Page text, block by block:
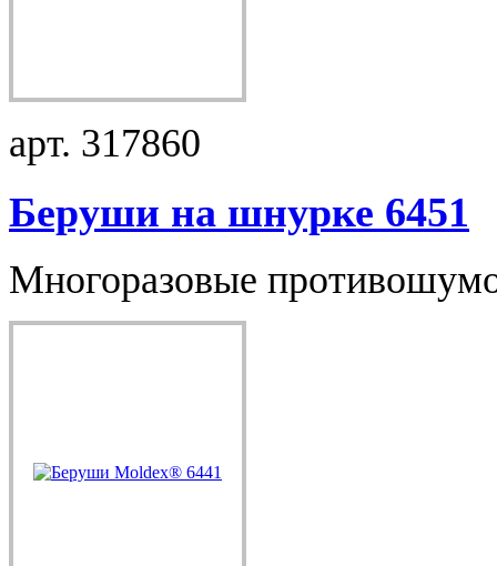
арт. 317860
Беруши на шнурке 6451
Многоразовые